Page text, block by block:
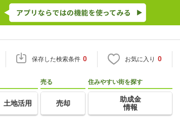
保存した検索条件 0 お気に入り 0
土地活用
売る
売却
住みやすい街を探す
助成金
情報